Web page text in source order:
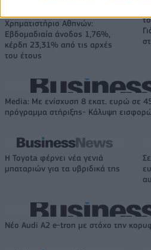
Χρηματιστήριο Αθηνών:
Εβδομαδιαία άνοδος 1,76%,
κέρδη 23,31% από τις αρχές
του έτους
Media: Με ενίσχυση 8 εκατ. ευρώ σε
πρόγραμμα στήριξης- Κάλυψη
Η Toyota φέρνει νέα γενιά
μπαταριών για τα υβριδικά της
Νέο Audi A2 e-tron με στόχο την